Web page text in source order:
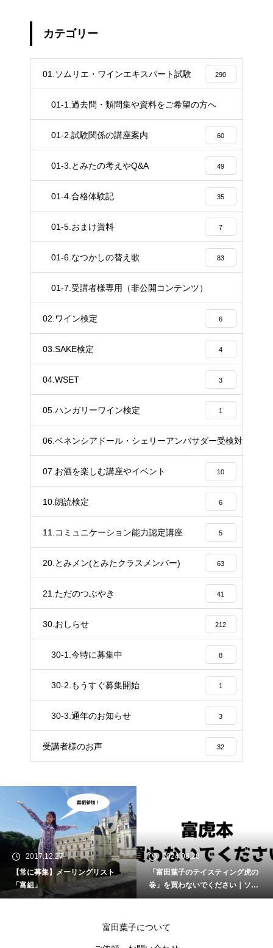
カテゴリー
01.ソムリエ・ワインエキスパート試験 290
01-1.過去問・類問集や資料をご希望の方へ
01-2.試験関係の講座案内 60
01-3.とみたの考えやQ&A 49
01-4.合格体験記 35
01-5.おまけ資料 7
01-6.なつかしの替え歌 83
01-7.受講者様専用（非公開コンテンツ）
02.ワイン検定 6
03.SAKE検定 4
04.WSET 3
05.ハンガリーワイン検定 1
06.ベネンシアドール・シェリーアンバサダー受検対策講座
07.お酒を楽しむ講座やイベント 10
10.朗読検定 6
11.コミュニケーション能力認定講座 5
20.とみメン(とみたクラスメンバー) 63
21.ただのつぶやき 41
30.おしらせ 212
30-1.今特に募集中 8
30-2.もうすぐ募集開始 1
30-3.通年のお知らせ 3
受講者様のお声 32
2017.12.27
【常に募集】メーリングリスト
「富組」
2024.08.28
「富田葉子のテイスティング虎の
巻」を買わないでください｜ソム
リエ・ワインエキスパート試験
富田葉子について